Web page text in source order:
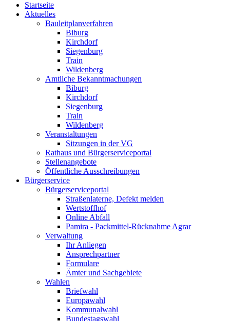
Startseite
Aktuelles
Bauleitplanverfahren
Biburg
Kirchdorf
Siegenburg
Train
Wildenberg
Amtliche Bekanntmachungen
Biburg
Kirchdorf
Siegenburg
Train
Wildenberg
Veranstaltungen
Sitzungen in der VG
Rathaus und Bürgerserviceportal
Stellenangebote
Öffentliche Ausschreibungen
Bürgerservice
Bürgerserviceportal
Straßenlaterne, Defekt melden
Wertstoffhof
Online Abfall
Pamira - Packmittel-Rücknahme Agrar
Verwaltung
Ihr Anliegen
Ansprechpartner
Formulare
Ämter und Sachgebiete
Wahlen
Briefwahl
Europawahl
Kommunalwahl
Bundestagswahl